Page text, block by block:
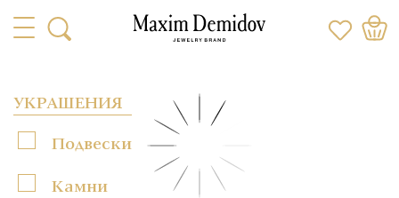
УКРАШЕНИЯ
Подвески
Камни